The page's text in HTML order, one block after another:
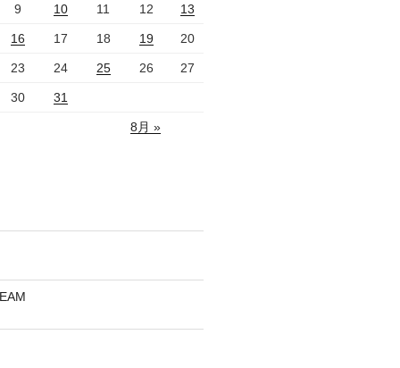
9 10 11 12 13
16 17 18 19 20
23 24 25 26 27
30 31
8月 »